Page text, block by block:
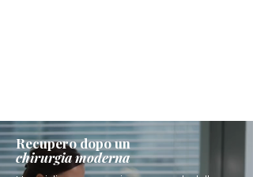
Recupero dopo un
chirurgia moderna